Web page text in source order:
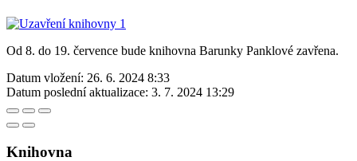
Od 8. do 19. července bude knihovna Barunky Panklové zavřena.
Datum vložení: 26. 6. 2024 8:33
Datum poslední aktualizace: 3. 7. 2024 13:29
Knihovna